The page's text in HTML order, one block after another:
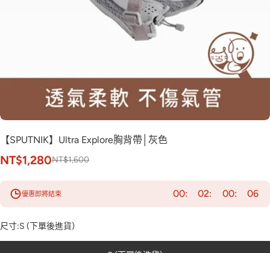
【SPUTNIK】Ultra Explore胸背帶│灰色
NT$1,280NT$1,600
優惠即將結束 00 02 00 05
尺寸:S (下單後進貨)